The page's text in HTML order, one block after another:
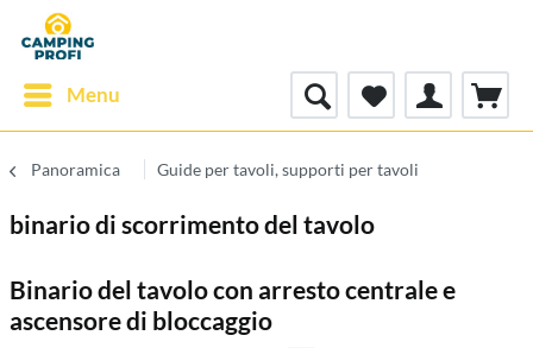
Menu
Panoramica Guide per tavoli, supporti per tavoli
binario di scorrimento del tavolo
Binario del tavolo con arresto centrale e
ascensore di bloccaggio